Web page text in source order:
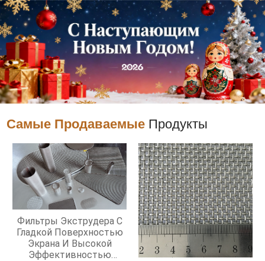
Самые Продаваемые Продукты
Фильтры Экструдера С
Гладкой Поверхностью
Экрана И Высокой
Эффективностью